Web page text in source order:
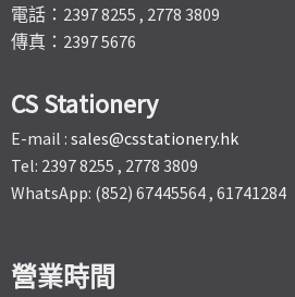
電話：2397 8255 , 2778 3809
傳真：2397 5676
CS Stationery
E-mail : sales@csstationery.hk
Tel: 2397 8255 , 2778 3809
WhatsApp: (852) 67445564 , 61741284
營業時間